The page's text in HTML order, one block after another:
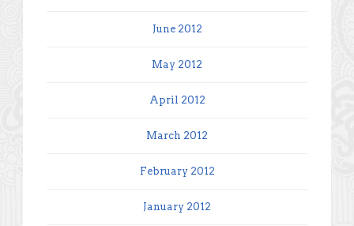
June 2012
May 2012
April 2012
March 2012
February 2012
January 2012